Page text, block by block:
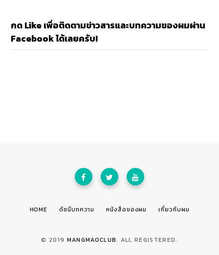
กด Like เพื่อติดตามข่าวสารและบทความของผมผ่าน
Facebook ได้เลยครับ!
HOME ดัชนีบทความ หนังสือของผม เกี่ยวกับผม
© 2019 MANGMAOCLUB. ALL REGISTERED.